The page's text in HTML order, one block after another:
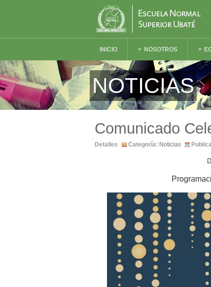
INICIO NOSOTROS
NOTICIAS
Comunicado
Detalles Categoría: Noticias